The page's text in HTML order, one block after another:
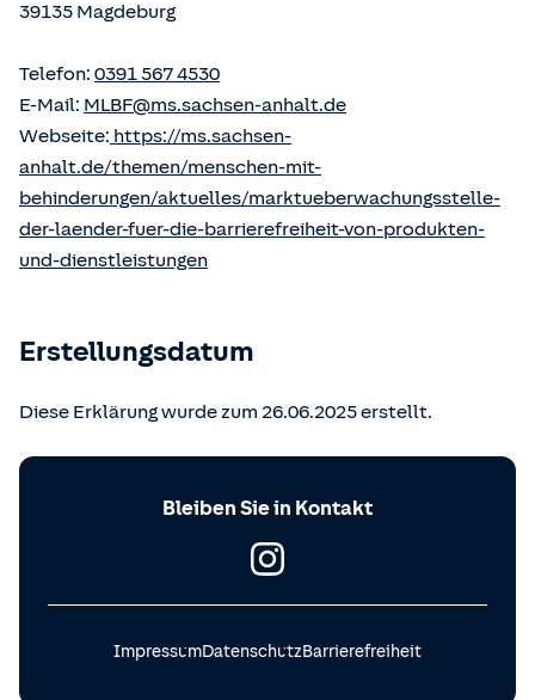
39135 Magdeburg
Telefon: 0391 567 4530
E-Mail: MLBF@ms.sachsen-anhalt.de
Webseite: https://ms.sachsen-
anhalt.de/themen/menschen-mit-
behinderungen/aktuelles/marktueberwachungsstelle-
der-laender-fuer-die-barrierefreiheit-von-produkten-
und-dienstleistungen
Erstellungsdatum
Diese Erklärung wurde zum 26.06.2025 erstellt.
Bleiben Sie in Kontakt
ImpressumDatenschutzBarrierefreiheit